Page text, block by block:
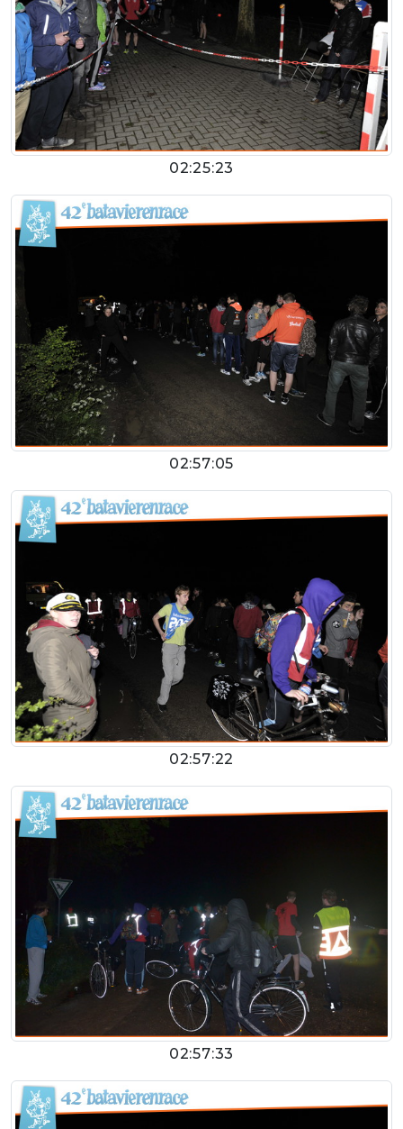
02:25:23
02:57:05
02:57:22
02:57:33